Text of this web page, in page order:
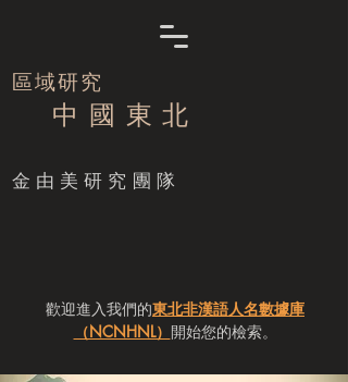
區域研究
中 國 東 北
​金由美研究團隊
歡迎進入我們的東北非漢語人名數據庫
（NCNHNL） 開始您的檢索。